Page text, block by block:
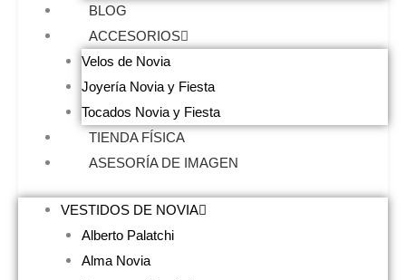
BLOG
ACCESORIOS
Velos de Novia
Joyería Novia y Fiesta
Tocados Novia y Fiesta
TIENDA FÍSICA
ASESORÍA DE IMAGEN
VESTIDOS DE NOVIA
Alberto Palatchi
Alma Novia